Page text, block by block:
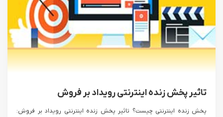
تاثیر پخش زنده اینترنتی رویداد بر فروش
پخش زنده اینترنتی چیست؟ تاثیر پخش زنده اینترنتی رویداد بر فروش: